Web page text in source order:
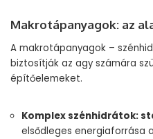
Makrotápanyagok: az
A makrotápanyagok –
biztosítják az agy számára
építőelemeket.
Komplex szénhidrátok:
elsődleges energiaforrása